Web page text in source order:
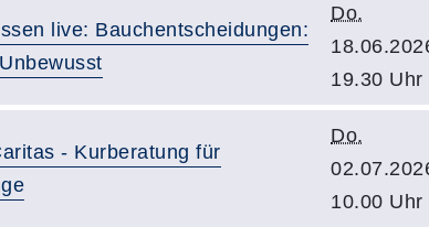
live: Bauchentscheidungen:
Do.
19.30 Uhr
- Kurberatung für
Do.
10.00 Uhr